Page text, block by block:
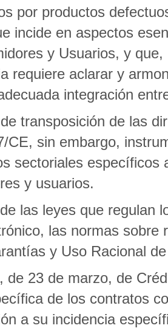
por productos
incide en aspectos
y Usuarios, y
requiere aclarar y
integración
transposición de las
CE, sin embargo,
sectoriales específicos
y usuarios.
las leyes que regulan
las normas sobre
y Uso Racional
de 23 de marzo, de
de los contratos
a su incidencia